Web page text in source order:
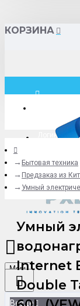
КОРЗИНА
Логин
Menu
Везде
Бытовая техника
Предзаказ из
Умный
Умный
Internet
Double